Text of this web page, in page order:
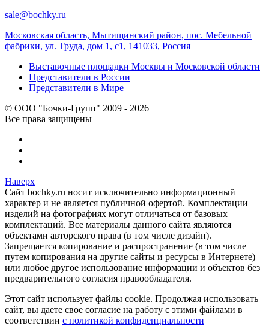
sale@bochky.ru
Московская область, Мытищинский район, пос. Мебельной
фабрики, ул. Труда, дом 1, с1 , 141033, Россия
Выставочные площадки Москвы и Московской области
Представители в России
Представители в Мире
© ООО "Бочки-Групп" 2009 - 2026
Все права защищены
Наверх
Сайт bochky.ru носит исключительно информационный
характер и не является публичной офертой. Комплектации
изделий на фотографиях могут отличаться от базовых
комплектаций. Все материалы данного сайта являются
объектами авторского права (в том числе дизайн).
Запрещается копирование и распространение (в том числе
путем копирования на другие сайты и ресурсы в Интернете)
или любое другое использование информации и объектов без
предварительного согласия правообладателя.
Этот сайт использует файлы cookie. Продолжая использовать
сайт, вы даете свое согласие на работу с этими файлами в
соответствии с политикой конфиденциальности